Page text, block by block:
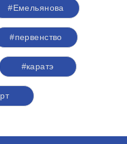
#Емельянова
#первенство
#каратэ